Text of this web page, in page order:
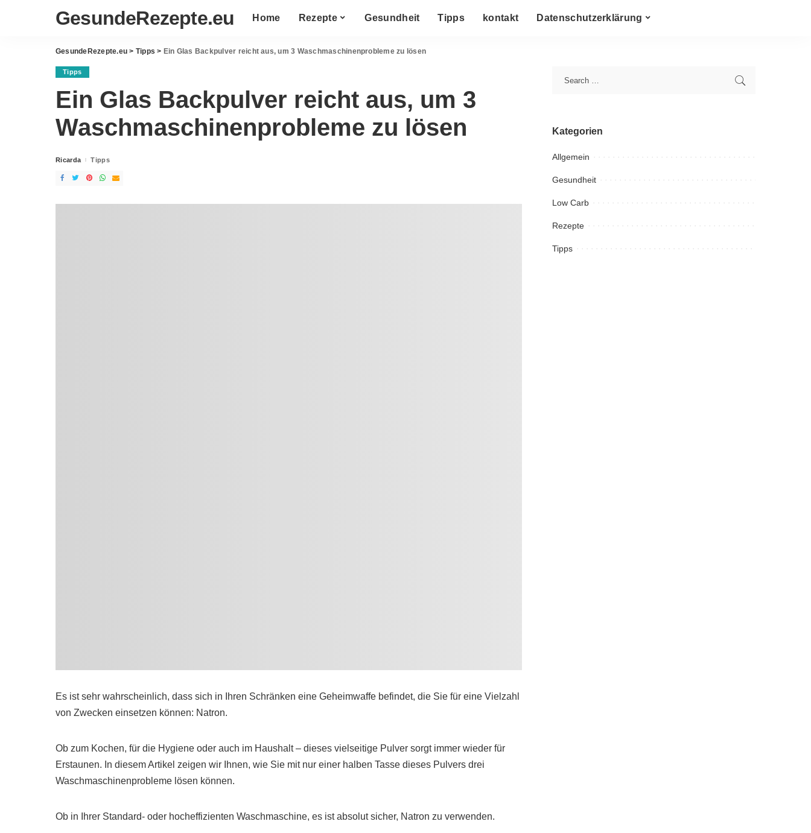
GesundeRezepte.eu Home Rezepte Gesundheit Tipps kontakt Datenschutzerklärung
GesundeRezepte.eu > Tipps > Ein Glas Backpulver reicht aus, um 3 Waschmaschinenprobleme zu lösen
Tipps
Ein Glas Backpulver reicht aus, um 3
Waschmaschinenprobleme zu lösen
Posted
Ricarda Tipps
Es ist sehr wahrscheinlich, dass sich in Ihren Schränken eine Geheimwaffe befindet, die Sie für eine Vielzahl
von Zwecken einsetzen können: Natron.
Ob zum Kochen, für die Hygiene oder auch im Haushalt – dieses vielseitige Pulver sorgt immer wieder für
Erstaunen. In diesem Artikel zeigen wir Ihnen, wie Sie mit nur einer halben Tasse dieses Pulvers drei
Waschmaschinenprobleme lösen können.
Ob in Ihrer Standard- oder hocheffizienten Waschmaschine, es ist absolut sicher, Natron zu verwenden.
Kategorien
Allgemein
Gesundheit
Low Carb
Rezepte
Tipps